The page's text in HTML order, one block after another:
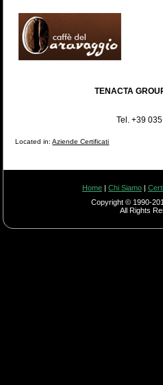
TENACTA
Tel. +39
Located in:Aziende Certificati
Home Chi Siamo
Copyright © 1990-
All Rights